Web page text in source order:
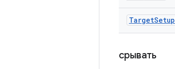
TargetSetup
срывать